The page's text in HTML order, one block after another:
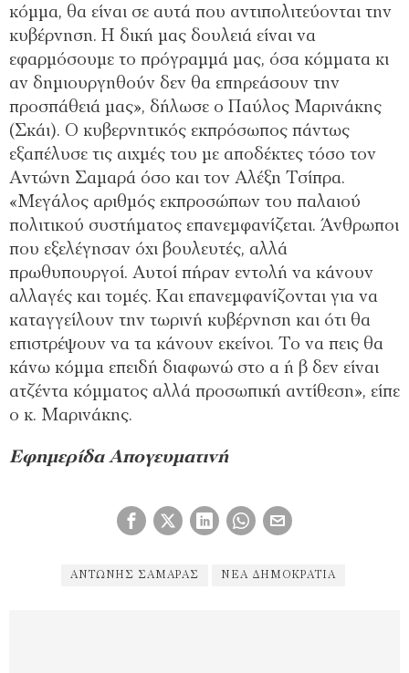
κόμμα, θα είναι σε αυτά που αντιπολιτεύονται την
κυβέρνηση. Η δική μας δουλειά είναι να
εφαρμόσουμε το πρόγραμμά μας, όσα κόμματα κι
αν δημιουργηθούν δεν θα επηρεάσουν την
προσπάθειά μας», δήλωσε ο Παύλος Μαρινάκης
(Σκάι). Ο κυβερνητικός εκπρόσωπος πάντως
εξαπέλυσε τις αιχμές του με αποδέκτες τόσο τον
Αντώνη Σαμαρά όσο και τον Αλέξη Τσίπρα.
«Μεγάλος αριθμός εκπροσώπων του παλαιού
πολιτικού συστήματος επανεμφανίζεται. Άνθρωποι
που εξελέγησαν όχι βουλευτές, αλλά
πρωθυπουργοί. Αυτοί πήραν εντολή να κάνουν
αλλαγές και τομές. Και επανεμφανίζονται για να
καταγγείλουν την τωρινή κυβέρνηση και ότι θα
επιστρέψουν να τα κάνουν εκείνοι. Το να πεις θα
κάνω κόμμα επειδή διαφωνώ στο α ή β δεν είναι
ατζέντα κόμματος αλλά προσωπική αντίθεση», είπε
ο κ. Μαρινάκης.
Εφημερίδα Απογευματινή
ΑΝΤΩΝΗΣ ΣΑΜΑΡΆΣ ΝΈΑ ΔΗΜΟΚΡΑΤΊΑ